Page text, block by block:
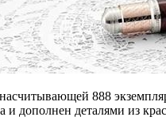
888
и дополнен деталями из